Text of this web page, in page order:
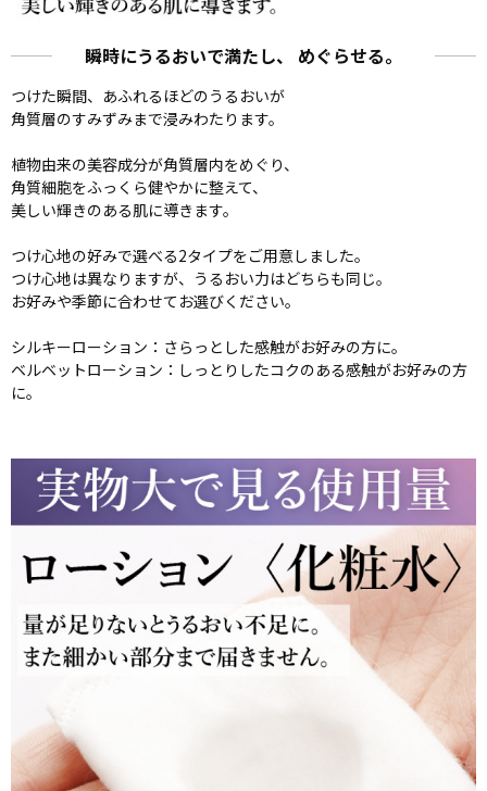
瞬時にうるおいで満たし、 めぐらせる。
つけた瞬間、あふれるほどのうるおいが
角質層のすみずみまで浸みわたります。
植物由来の美容成分が角質層内をめぐり、
角質細胞をふっくら健やかに整えて、
美しい輝きのある肌に導きます。
つけ心地の好みで選べる2タイプをご用意しました。
つけ心地は異なりますが、うるおい力はどちらも同じ。
お好みや季節に合わせてお選びください。
シルキーローション：さらっとした感触がお好みの方に。
ベルベットローション：しっとりしたコクのある感触がお好みの方
に。